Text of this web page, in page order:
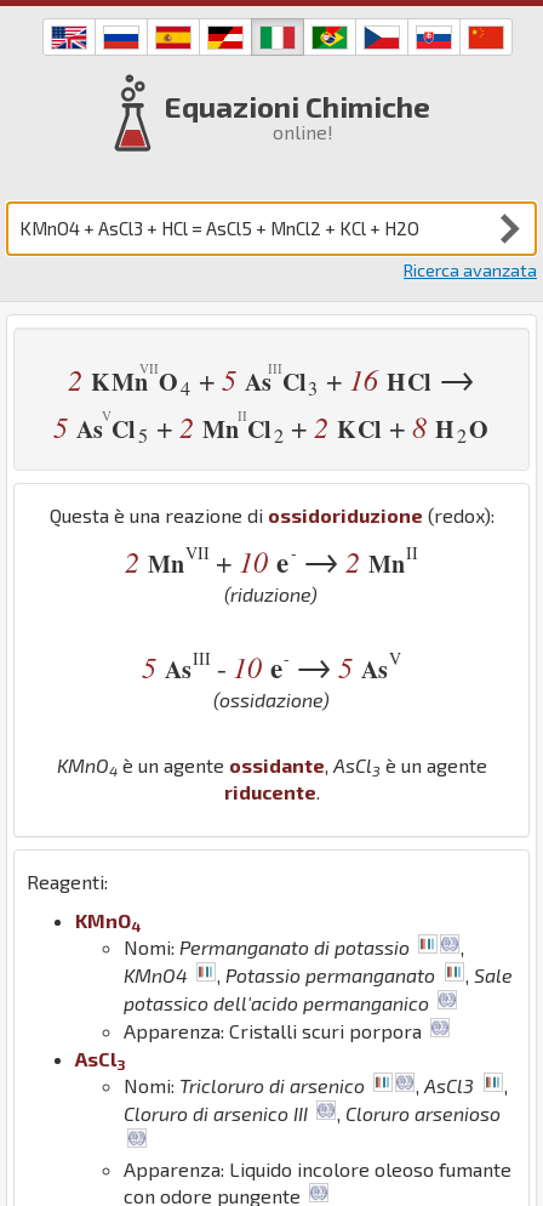
Equazioni Chimiche
online!
Ricerca avanzata
2 KMn O4 +5 As Cl3 + 16 HCl →
5 As Cl5 + 2 Mn Cl2 + 2 KCl +8 H2O
Questa è una reazione di ossidoriduzione (redox):
2 MnVII + 10 e- → 2 MnII
(riduzione)
5 AsIII - 10 e- → 5 AsV
(ossidazione)
KMnO4 è un agente ossidante AsCl3 è un agente
riducente
Reagenti:
KMnO4
Nomi: Permanganato di potassio
KMnO4
Potassio permanganato
Sale
potassico dell'acido permanganico
Apparenza: Cristalli scuri porpora
AsCl3
Nomi: Tricloruro di arsenico ,AsCl3
,
Cloruro di arsenico III
, Cloruro arsenioso
Apparenza: Liquido incolore oleoso fumante
con odore pungente